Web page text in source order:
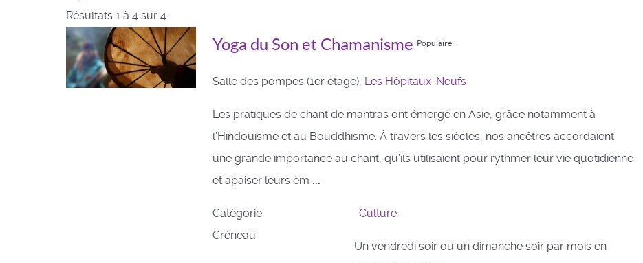
Résultats 1 à 4 sur 4
Yoga du Son et Chamanisme Populaire
Salle des pompes (1er étage), Les Hôpitaux-Neufs
Les pratiques de chant de mantras ont émergé en Asie, grâce notamment à
l’Hindouisme et au Bouddhisme. À travers les siècles, nos ancêtres accordaient
une grande importance au chant, qu’ils utilisaient pour rythmer leur vie quotidienne
et apaiser leurs ém ...
Catégorie
Culture
Créneau
Un vendredi soir ou un dimanche soir par mois en